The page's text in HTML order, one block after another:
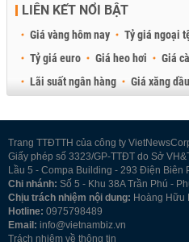
LIÊN KẾT NỔI BẬT
Giá vàng hôm nay Tỷ giá ngoại
Tỷ giá euro
Giá heo hơi Giá
Lãi suất ngân hàng
Giá xăng dầu
Trang TTĐTTH của công ty
Giấy phép số 3323/GP-TTĐT do Sở
Lầu 5 - Compa Building - 293 Điện Biên
Chi nhánh: Số 5 - Khu 38A Trần Phú -
Chịu trách nhiệm nội dung: Hoàng Hữu
Hotline: 0975798489
Email: info@vietnambiz.vn
Trách nhiệm về thông tin